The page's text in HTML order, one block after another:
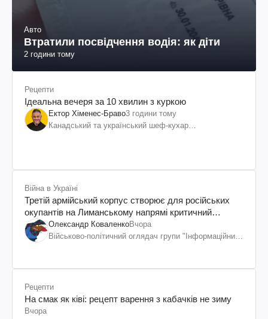
Авто
Втратили посвідчення водія: як діти
2 години тому
Рецепти
Ідеальна вечеря за 10 хвилин з куркою
Ектор Хіменес-Браво3 години тому
Канадський та український шеф-кухар
Війна в Україні
Третій армійський корпус створює для російських
окупантів на Лиманському напрямі критичний
дискомфорт: як це вдалося
Олександр КоваленкоВчора
Військово-політичний оглядач групи "Інформаційний
Рецепти
На смак як ківі: рецепт варення з кабачків не зиму
Вчора